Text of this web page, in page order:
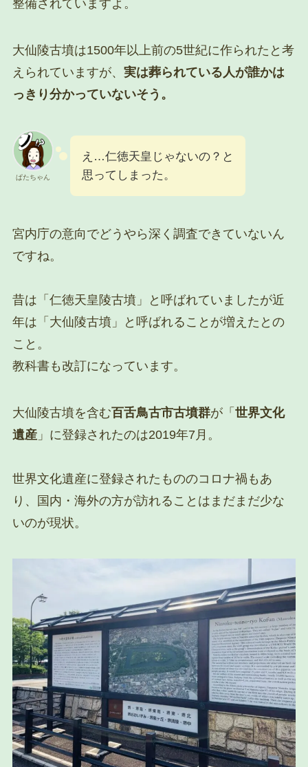
整備されていますよ。
大仙陵古墳は1500年以上前の5世紀に作られたと考
えられていますが、 実は葬られている人が誰かは
っきり分かっていないそう。
ぱたちゃん
え…仁徳天皇じゃないの？と
思ってしまった。
宮内庁の意向でどうやら深く調査できていないん
ですね。
昔は「仁徳天皇陵古墳」と呼ばれていましたが近
年は「大仙陵古墳」と呼ばれることが増えたとの
こと。
教科書も改訂になっています。
大仙陵古墳を含む百舌鳥古市古墳群が「 世界文化
遺産」に登録されたのは2019年7月。
世界文化遺産に登録されたもののコロナ禍もあ
り、国内・海外の方が訪れることはまだまだ少な
いのが現状。